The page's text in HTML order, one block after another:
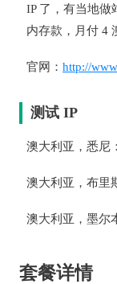
IP 了，有当地做
内存款，月付 4
官网： http://
测试 IP
澳大利亚，悉尼
澳大利亚，布里
澳大利亚，墨尔
套餐详情